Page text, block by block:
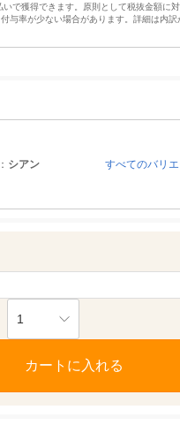
で獲得できます。原則として税抜金額に対
与率が少ない場合があります。詳細は内訳
シアン すべてのバリ
1
カートに入れる